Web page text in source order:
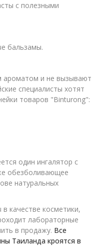
с полезными
бальзамы.
ароматом и не вызывают
специалисты хотят
товаров "Binturong":
один ингалятор с
обезболивающее
натуральных
качестве косметики,
лабораторные
в продажу. Все
Таиланда кроятся в